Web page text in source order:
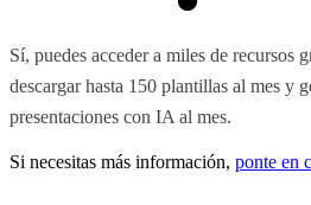
Sí, puedes acceder a miles de recursos
descargar hasta 150 plantillas al mes y
presentaciones con IA al mes.
Si necesitas más información, ponte en